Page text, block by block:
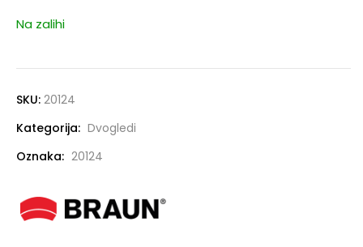
Na zalihi
SKU: 20124
Kategorija: Dvogledi
Oznaka: 20124